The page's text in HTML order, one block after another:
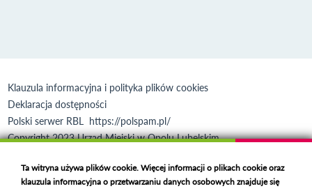
Klauzula informacyjna i polityka plików cookies
Deklaracja dostępności
Polski serwer RBL https://polspam.pl/
Copyright 2023 Urząd Miejski w Opolu Lubelskim
Ta witryna używa plików cookie. Więcej informacji o plikach cookie oraz
klauzula informacyjna o przetwarzaniu danych osobowych znajduje się